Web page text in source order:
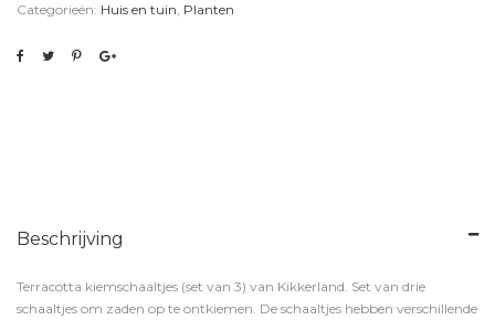
Categorieën: Huis en tuin, Planten
Beschrijving
Terracotta kiemschaaltjes (set van 3) van Kikkerland. Set van drie
schaaltjes om zaden op te ontkiemen. De schaaltjes hebben verschillende